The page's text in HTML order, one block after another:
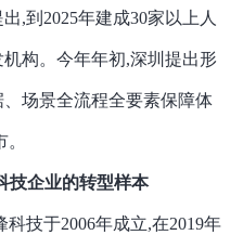
,到2025年建成30家以上人
构。今年年初,深圳提出形
场景全流程全要素保障体
技企业的转型样本
科技于2006年成立,在2019年